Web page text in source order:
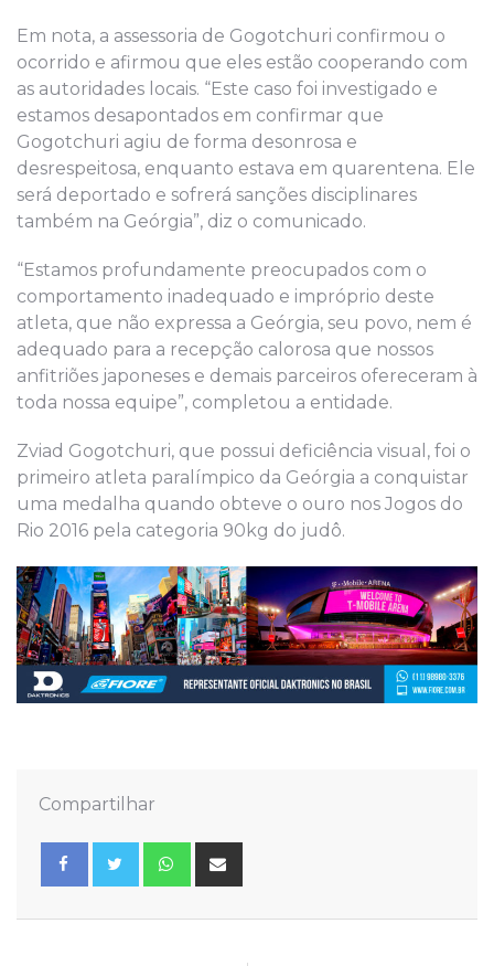
Em nota, a assessoria de Gogotchuri confirmou o
ocorrido e afirmou que eles estão cooperando com
as autoridades locais. “Este caso foi investigado e
estamos desapontados em confirmar que
Gogotchuri agiu de forma desonrosa e
desrespeitosa, enquanto estava em quarentena. Ele
será deportado e sofrerá sanções disciplinares
também na Geórgia”, diz o comunicado.
“Estamos profundamente preocupados com o
comportamento inadequado e impróprio deste
atleta, que não expressa a Geórgia, seu povo, nem é
adequado para a recepção calorosa que nossos
anfitriões japoneses e demais parceiros ofereceram à
toda nossa equipe”, completou a entidade.
Zviad Gogotchuri, que possui deficiência visual, foi o
primeiro atleta paralímpico da Geórgia a conquistar
uma medalha quando obteve o ouro nos Jogos do
Rio 2016 pela categoria 90kg do judô.
Compartilhar
Whatsapp